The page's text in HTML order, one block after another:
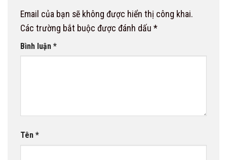
Email của bạn sẽ không được hiển thị công khai.
Các trường bắt buộc được đánh dấu *
Bình luận *
Tên *